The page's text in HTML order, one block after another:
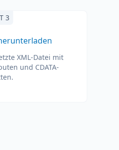
3
XML-Datei mit
und CDATA-